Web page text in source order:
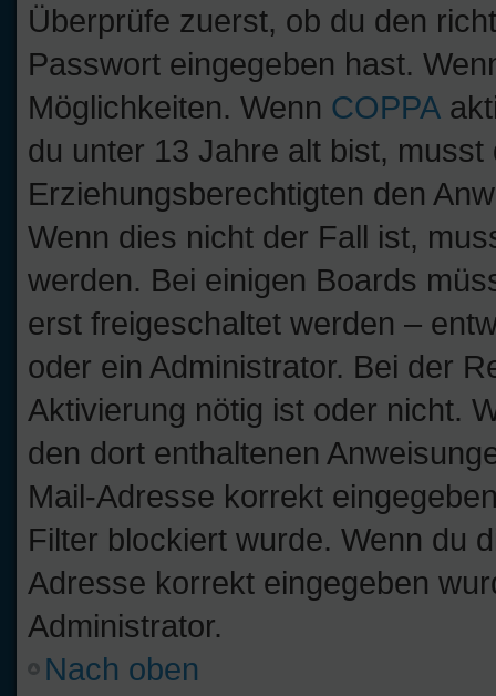
Überprüfe zuerst, ob du den
Passwort eingegeben hast.
Möglichkeiten. Wenn COPPA
du unter 13 Jahre alt bist,
Erziehungsberechtigten den
Wenn dies nicht der Fall ist,
werden. Bei einigen Boards
erst freigeschaltet werden –
oder ein Administrator. Bei der
Aktivierung nötig ist oder nicht.
den dort enthaltenen
Mail-Adresse korrekt
Filter blockiert wurde. Wenn du
Adresse korrekt eingegeben
Administrator.
Nach oben